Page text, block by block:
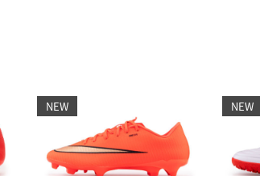
NEW NEW